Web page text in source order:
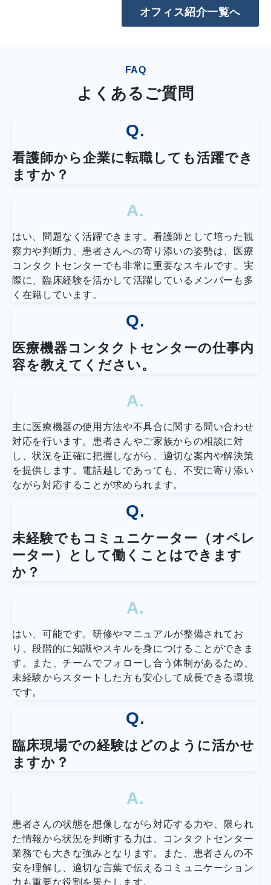
オフィス紹介一覧へ
FAQ
よくあるご質問
Q.
看護師から企業に転職しても活躍でき
ますか？
A.
はい、問題なく活躍できます。看護師として培った観
察力や判断力、患者さんへの寄り添いの姿勢は、医療
コンタクトセンターでも非常に重要なスキルです。実
際に、臨床経験を活かして活躍しているメンバーも多
く在籍しています。
Q.
医療機器コンタクトセンターの仕事内
容を教えてください。
A.
主に医療機器の使用方法や不具合に関する問い合わせ
対応を行います。患者さんやご家族からの相談に対
し、状況を正確に把握しながら、適切な案内や解決策
を提供します。電話越しであっても、不安に寄り添い
ながら対応することが求められます。
Q.
未経験でもコミュニケーター（オペレ
ーター）として働くことはできます
か？
A.
はい、可能です。研修やマニュアルが整備されてお
り、段階的に知識やスキルを身につけることができま
す。また、チームでフォローし合う体制があるため、
未経験からスタートした方も安心して成長できる環境
です。
Q.
臨床現場での経験はどのように活かせ
ますか？
A.
患者さんの状態を想像しながら対応する力や、限られ
た情報から状況を判断する力は、コンタクトセンター
業務でも大きな強みとなります。また、患者さんの不
安を理解し、適切な言葉で伝えるコミュニケーション
力も重要な役割を果たします。